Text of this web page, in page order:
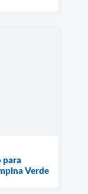
para
Verde